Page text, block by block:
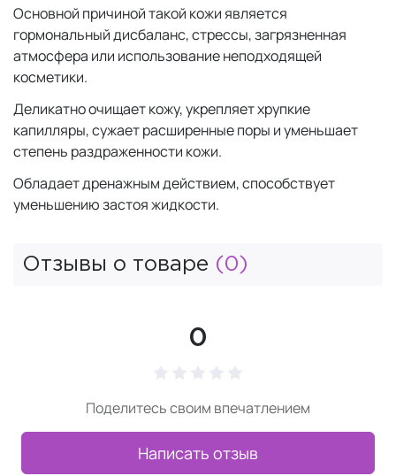
Основной причиной такой кожи является
гормональный дисбаланс, стрессы, загрязненная
атмосфера или использование неподходящей
косметики.
Деликатно очищает кожу, укрепляет хрупкие
капилляры, сужает расширенные поры и уменьшает
степень раздраженности кожи.
Обладает дренажным действием, способствует
уменьшению застоя жидкости.
Отзывы о товаре (0)
0
Поделитесь своим впечатлением
Написать отзыв